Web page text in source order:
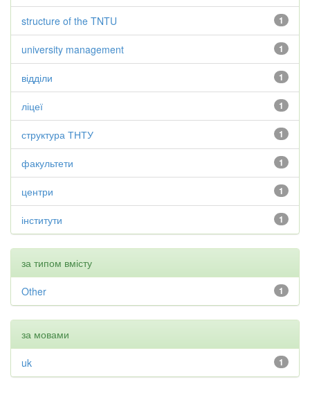
1
structure of the TNTU
1
university management
1
відділи
1
ліцеї
1
структура ТНТУ
1
факультети
1
центри
1
інститути
за типом вмісту
1
Other
за мовами
1
uk